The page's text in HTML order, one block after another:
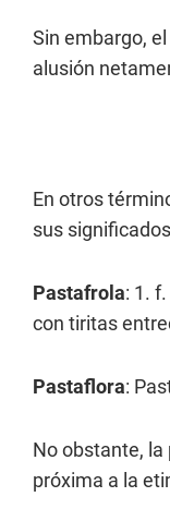
Sin embargo,
alusión
En otros
sus
Pastafrola: 1.
con tiritas
Pastaflora:
No obstante, la
próxima a la